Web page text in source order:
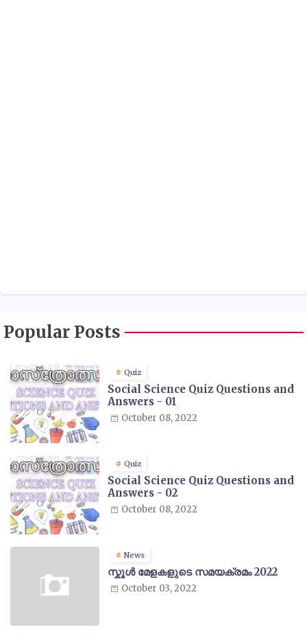
Popular Posts
Quiz
Social Science Quiz Questions and
Answers - 01
October 08, 2022
Quiz
Social Science Quiz Questions and
Answers - 02
October 08, 2022
News
സ്കൂൾ മേളകളുടെ സമയക്രമം 2022
October 03, 2022